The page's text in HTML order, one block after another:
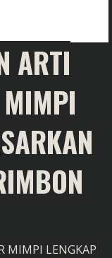
ARTI
MIMPI LENGKAP